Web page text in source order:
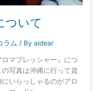
ついて
ラム / Byaidear
マプレッシャー』につ
写真は沖縄に行って資
いらっしゃるのがアロ